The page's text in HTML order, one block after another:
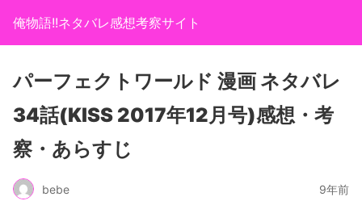
俺物語!!ネタバレ感想考察サイト
パーフェクトワールド 漫画 ネタバレ
34話(KISS 2017年12月号)感想・考
察・あらすじ
bebe 9年前